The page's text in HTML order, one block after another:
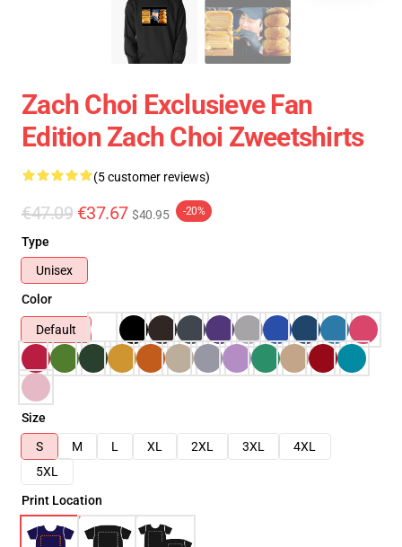
Zach Choi Exclusieve Fan
Edition Zach Choi Zweetshirts
(5 customer reviews)
€47.09 €37.67 $40.95 -20%
Type
Unisex
Color
Default
Size
S
M L XL 2XL 3XL
4XL
5XL
Print Location